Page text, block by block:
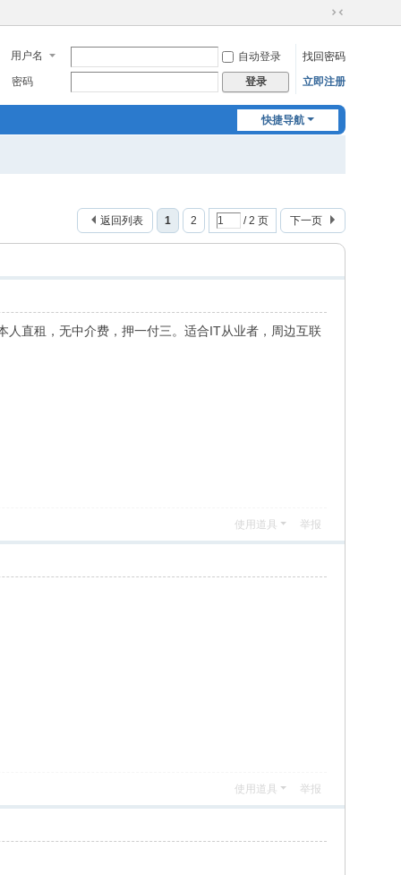
切
到
窄
用户名 自动登录
找回密码
密码
登录 立即注册
快捷导航
1 2 / 2 页 下一页
返回列表
人直租，无中介费，押一付三。适合IT从业者，周边互联
使用道具 举报
使用道具 举报